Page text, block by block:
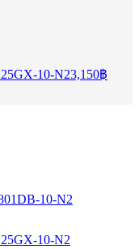
10-N23,150฿
10-N2
10-N2